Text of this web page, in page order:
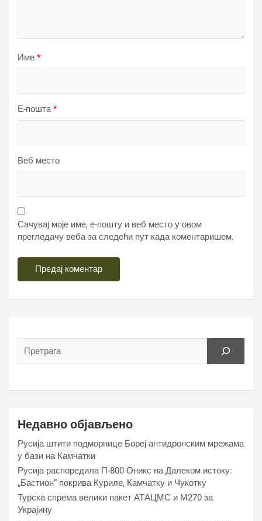
Име *
Е-пошта*
Веб место
Сачувај моје име, е-пошту и веб место у овом
прегледачу веба за следећи пут када коментаришем.
Недавно објављено
Русија штити подморнице Бореј антидронским мрежама
у бази на Камчатки
Русија распоредила П-800 Оникс на Далеком истоку:
„Бастион“ покрива Куриле, Камчатку и Чукотку
Турска спрема велики пакет АТАЦМС и М270 за
Украјину